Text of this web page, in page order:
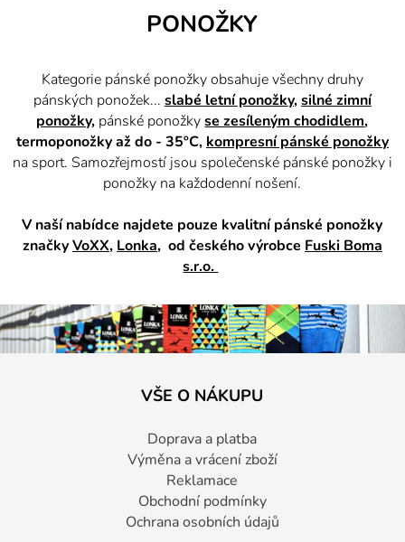
PONOŽKY
Kategorie pánské ponožky obsahuje všechny druhy
pánských ponožek... slabé letní ponožky,silné zimní
ponožky, pánské ponožky se zesíleným chodidlem,
termoponožky až do - 35ºC,kompresní pánské ponožky
na sport. Samozřejmostí jsou společenské pánské ponožky i
ponožky na každodenní nošení.
V naší nabídce najdete pouze kvalitní pánské ponožky
značkyVoXX,Lonka, od českého výrobce Fuski Boma
s.r.o.
VŠE O NÁKUPU
Doprava a platba
Výměna a vrácení zboží
Reklamace
Obchodní podmínky
Ochrana osobních údajů